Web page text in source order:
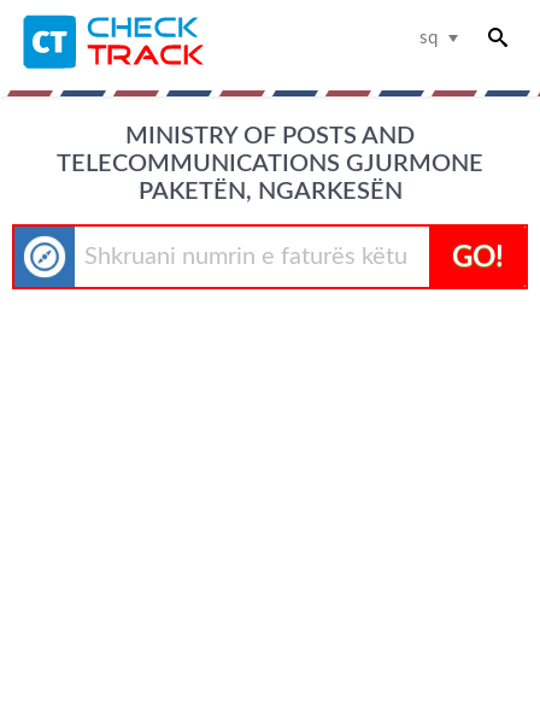
sq
MINISTRY OF POSTS AND
TELECOMMUNICATIONS GJURMONE
PAKETËN, NGARKESËN
GO!